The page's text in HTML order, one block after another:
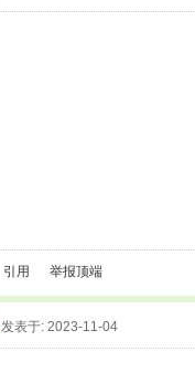
引用 举报顶端
发表于: 2023-11-04